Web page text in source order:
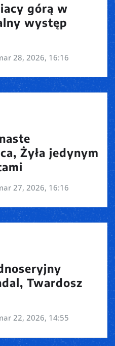
górą w
występ
28, 2026, 16:16
Żyła jedynym
27, 2026, 16:16
Twardosz
22, 2026, 14:55